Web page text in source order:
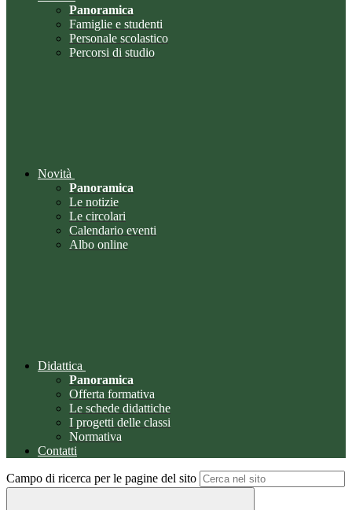
Panoramica
Famiglie e studenti
Personale scolastico
Percorsi di studio
Novità
Panoramica
Le notizie
Le circolari
Calendario eventi
Albo online
Didattica
Panoramica
Offerta formativa
Le schede didattiche
I progetti delle classi
Normativa
Contatti
Campo di ricerca per le pagine del sito